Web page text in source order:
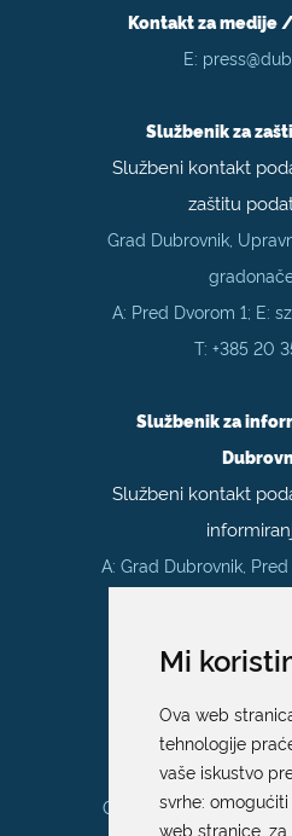
Mi
Ova web
tehnologije
vaše iskustvo
svrhe: omogućiti
web stranice, za
Kontakt za medije
E:
Službenik za
Službeni kontakt
zaštitu
Grad Dubrovnik,
A: Pred Dvorom 1; E:
T:+385 20
Službenik za
Službeni kontakt
A: Grad Dubrovnik,
Ured 205; rad sa
upravna tijela
Gundulićeva poljana